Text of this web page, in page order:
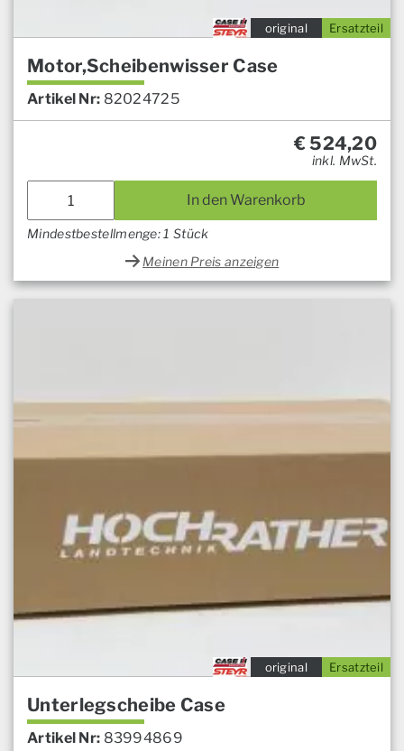
Ersatzteil
original
Motor,Scheibenwisser Case
Artikel Nr: 82024725
€524,20
inkl. MwSt.
In den Warenkorb
Mindestbestellmenge: 1 Stück
Meinen Preis anzeigen
Ersatzteil
original
Unterlegscheibe Case
Artikel Nr: 83994869